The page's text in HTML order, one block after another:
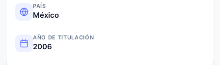
PAÍS
México
AÑO DE TITULACIÓN
2006